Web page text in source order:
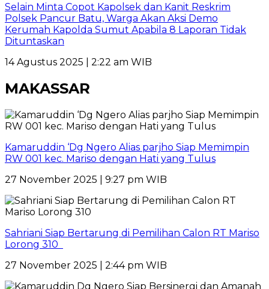
Selain Minta Copot Kapolsek dan Kanit Reskrim
Polsek Pancur Batu, Warga Akan Aksi Demo
Kerumah Kapolda Sumut Apabila 8 Laporan Tidak
Dituntaskan
14 Agustus 2025 | 2:22 am WIB
MAKASSAR
Kamaruddin ‘Dg Ngero Alias parjho Siap Memimpin
RW 001 kec. Mariso dengan Hati yang Tulus
27 November 2025 | 9:27 pm WIB
Sahriani Siap Bertarung di Pemilihan Calon RT Mariso
Lorong 310
27 November 2025 | 2:44 pm WIB